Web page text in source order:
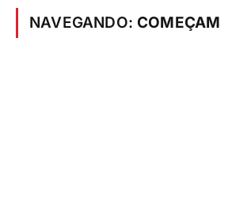
NAVEGANDO: COMEÇAM